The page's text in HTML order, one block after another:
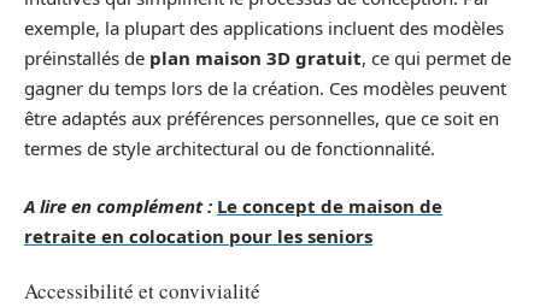
exemple, la plupart des applications incluent des modèles
préinstallés de plan maison 3D gratuit, ce qui permet de
gagner du temps lors de la création. Ces modèles peuvent
être adaptés aux préférences personnelles, que ce soit en
termes de style architectural ou de fonctionnalité.
A lire en complément : Le concept de maison de
retraite en colocation pour les seniors
Accessibilité et convivialité